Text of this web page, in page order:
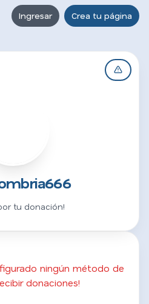
Ingresar Crea tu página
tu donación!
ningún método de
donaciones!